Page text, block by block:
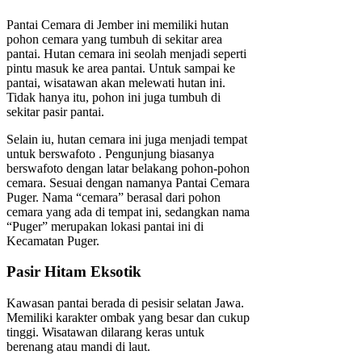
Pantai Cemara di Jember ini memiliki hutan
pohon cemara yang tumbuh di sekitar area
pantai. Hutan cemara ini seolah menjadi seperti
pintu masuk ke area pantai. Untuk sampai ke
pantai, wisatawan akan melewati hutan ini.
Tidak hanya itu, pohon ini juga tumbuh di
sekitar pasir pantai.
Selain iu, hutan cemara ini juga menjadi tempat
untuk berswafoto . Pengunjung biasanya
berswafoto dengan latar belakang pohon-pohon
cemara. Sesuai dengan namanya Pantai Cemara
Puger. Nama “cemara” berasal dari pohon
cemara yang ada di tempat ini, sedangkan nama
“Puger” merupakan lokasi pantai ini di
Kecamatan Puger.
Pasir Hitam Eksotik
Kawasan pantai berada di pesisir selatan Jawa.
Memiliki karakter ombak yang besar dan cukup
tinggi. Wisatawan dilarang keras untuk
berenang atau mandi di laut.